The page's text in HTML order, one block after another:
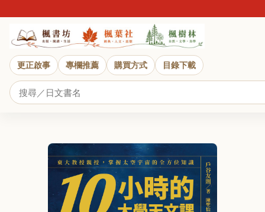
更正啟事 專欄推薦 購買方式 目錄下載